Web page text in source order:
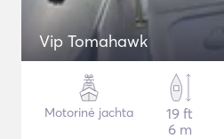
Vip Tomahawk
Motorinė jachta
19 ft
6 m